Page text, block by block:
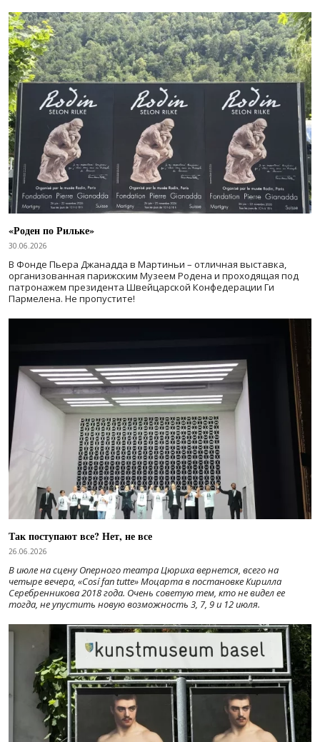
«Роден по Рильке»
30.06.2026
В Фонде Пьера Джанадда в Мартиньи – отличная выставка,
организованная парижским Музеем Родена и проходящая под
патронажем президента Швейцарской Конфедерации Ги
Пармелена. Не пропустите!
Так поступают все? Нет, не все
26.06.2026
В июле на сцену Оперного театра Цюриха вернется, всего на
четыре вечера, «Cosí fan tutte» Моцарта в постановке Кирилла
Серебренникова 2018 года. Очень советую тем, кто не видел ее
тогда, не упустить новую возможность 3, 7, 9 и 12 июля.